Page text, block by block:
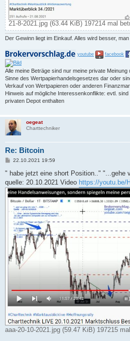
21-8-2021.jpg (63.44 KiB) 197214 mal
Der Gewinn liegt im Einkauf. Alles wird besser,
youtube facebook
Alle meine Beträge sind nur meine private
Sinne des Wertpapierhandelsgesetzes dar oder
Verkauf von Wertpapieren oder anderen
Hinweis auf mögliche Interessenkonflikte: evtl.
privaten Depot enthalten
oegeat
Charttechniker
Re: Bitcoin
B
i
r
a
g
22.10.2021 19:59
" habe jetzt eine short Position.." "...gehe
quelle: 20.10.2021 Video https://youtu.be/
aaa-20-10-2021.jpg (59.47 KiB) 197215